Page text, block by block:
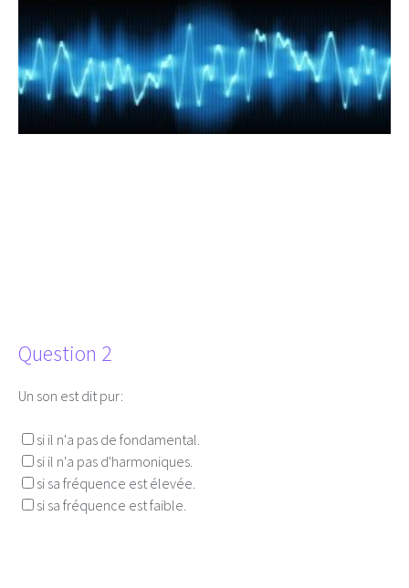
Question 2
Un son est dit pur:
si il n'a pas de fondamental.
si il n'a pas d'harmoniques.
si sa fréquence est élevée.
si sa fréquence est faible.